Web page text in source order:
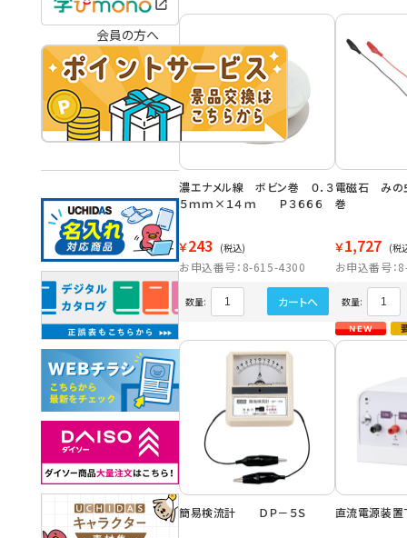
濃エナメル線 ボビン巻 ０．３
５ｍｍ×１４ｍ Ｐ３６６６
￥243 (税込)
お申込番号：8-615-4300
数量: カートへ
電磁石 みの
巻
￥1,727 (税
お申込番号
数量:
簡易検流計 ＤＰ－５Ｓ 直流電源装置
会員の方へ